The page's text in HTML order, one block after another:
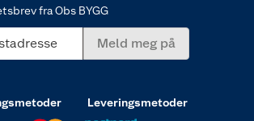
fra Obs BYGG
Meld meg på
Leveringsmetoder